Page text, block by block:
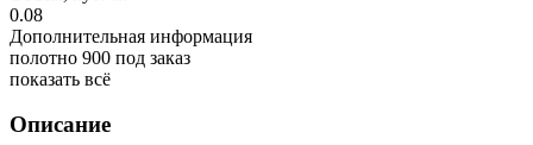
0.08
Дополнительная информация
полотно 900 под заказ
показать всё
Описание